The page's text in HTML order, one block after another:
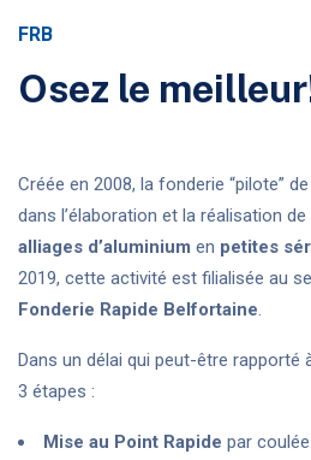
FRB
Osez le
Créée en 2008, la fonderie “pilote”
dans l’élaboration et la réalisation de
alliages d’aluminium en petites
2019, cette activité est filialisée au
Fonderie Rapide Belfortaine.
Dans un délai qui peut-être rapporté
3 étapes :
Mise au Point Rapide par